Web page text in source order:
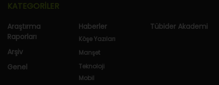
KATEGORİLER
Araştırma
Raporları
Arşiv
Genel
Haberler
Köşe Yazıları
Manşet
Teknoloji
Mobil
Tübider Akademi